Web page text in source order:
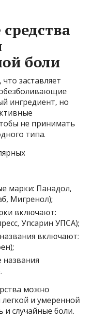
боли
заставляет
ингредиент, но
не принимать
типа.
марки: Панадол,
Мигренол);
включают:
Упсарин УПСА);
включают:
можно
легкой и умеренной
и случайные боли.